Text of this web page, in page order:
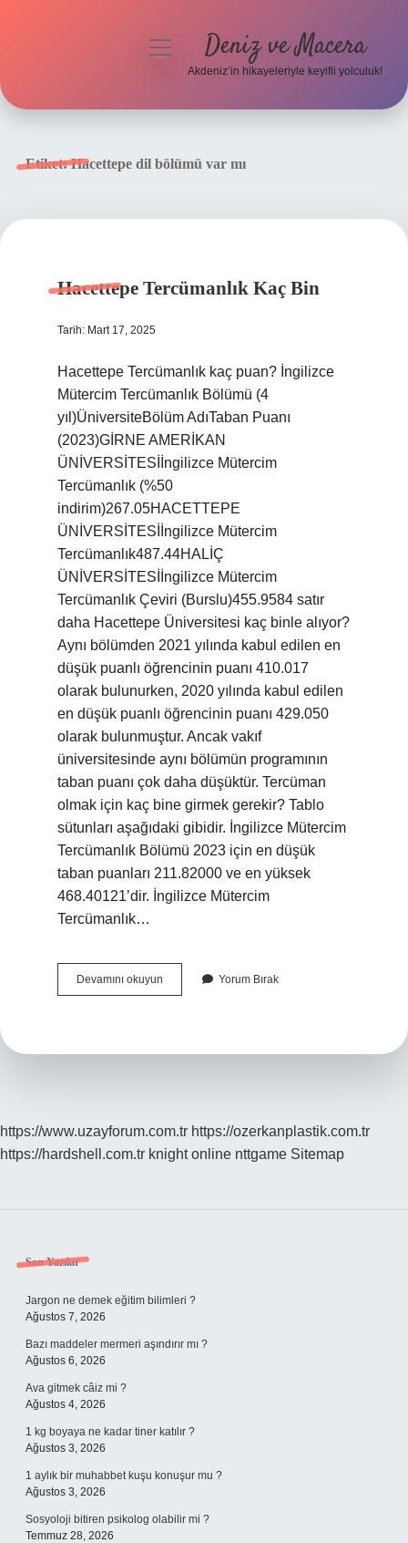
menüyü Deniz ve Macera
Akdeniz’in hikayeleriyle keyifli yolculuk!
Etiket:Hacettepe dil bölümü var mı
Hacettepe Tercümanlık Kaç Bin
Tarih: Mart 17, 2025
Hacettepe Tercümanlık kaç puan? İngilizce
Mütercim Tercümanlık Bölümü (4
yıl)ÜniversiteBölüm AdıTaban Puanı
(2023)GİRNE AMERİKAN
ÜNİVERSİTESİİngilizce Mütercim
Tercümanlık (%50
indirim)267.05HACETTEPE
ÜNİVERSİTESİİngilizce Mütercim
Tercümanlık487.44HALİÇ
ÜNİVERSİTESİİngilizce Mütercim
Tercümanlık Çeviri (Burslu)455.9584 satır
daha Hacettepe Üniversitesi kaç binle alıyor?
Aynı bölümden 2021 yılında kabul edilen en
düşük puanlı öğrencinin puanı 410.017
olarak bulunurken, 2020 yılında kabul edilen
en düşük puanlı öğrencinin puanı 429.050
olarak bulunmuştur. Ancak vakıf
üniversitesinde aynı bölümün programının
taban puanı çok daha düşüktür. Tercüman
olmak için kaç bine girmek gerekir? Tablo
sütunları aşağıdaki gibidir. İngilizce Mütercim
Tercümanlık Bölümü 2023 için en düşük
taban puanları 211.82000 ve en yüksek
468.40121’dir. İngilizce Mütercim
Tercümanlık…
Devamını okuyun Hacettepe
Tercümanlık
Yorum Bırak
https://www.uzayforum.com.tr https://ozerkanplastik.com.tr
https://hardshell.com.tr knight online nttgame Sitemap
Sidebar
Son Yazılar
Jargon ne demek eğitim bilimleri ?
Ağustos 7, 2026
Bazı maddeler mermeri aşındırır mı ?
Ağustos 6, 2026
Ava gitmek câiz mi ?
Ağustos 4, 2026
1 kg boyaya ne kadar tiner katılır ?
Ağustos 3, 2026
1 aylık bir muhabbet kuşu konuşur mu ?
Ağustos 3, 2026
Sosyoloji bitiren psikolog olabilir mi ?
Temmuz 28, 2026